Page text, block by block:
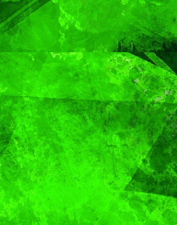
Capital
Pepe
MUNDO
Sacerdote de
Puebla se
MUNDO PORTADA
Aún